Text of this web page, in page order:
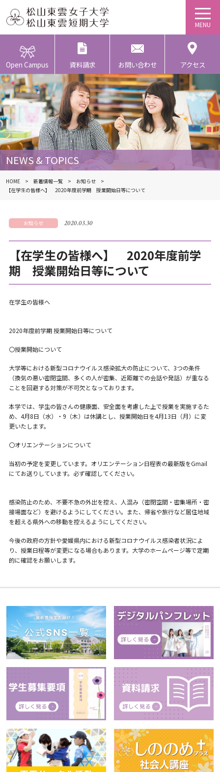
Open Campus 資料請求 お問い合わせ アクセス
NEWS & TOPICS
HOME 新着情報一覧
お知らせ
【在学生の皆様へ】 2020年度前学期 授業開始日等について
お知らせ 2020.03.30
【在学生の皆様へ】 2020年度前学
期 授業開始日等について
在学生の皆様へ
2020年度前学期 授業開始日等について
〇授業開始について
大学等における新型コロナウイルス感染拡大の防止について、3つの条件
（換気の悪い密閉空間、多くの人が密集、近距離での会話や発話）が重なる
ことを回避する対策が不可欠となっております。
本学では、学生の皆さんの健康面、安全面を考慮した上で授業を実施するた
め、4月8日（水）・9（木）は休講とし、授業開始日を4月13日（月）に変
更いたします。
〇オリエンテーションについて
当初の予定を変更しています。オリエンテーション日程表の最新版をGmail
にてお送りしています。必ず確認してください。
感染防止のため、不要不急の外出を控え、人混み（密閉空間・密集場所・密
接場面など）を避けるようにしてください。また、帰省や旅行など居住地域
を超える県外への移動を控えるようにしてください。
今後の政府の方針や愛媛県内における新型コロナウイルス感染者状況によ
り、授業日程等が変更になる場合もあります。大学のホームページ等で定期
的に確認をお願いします。